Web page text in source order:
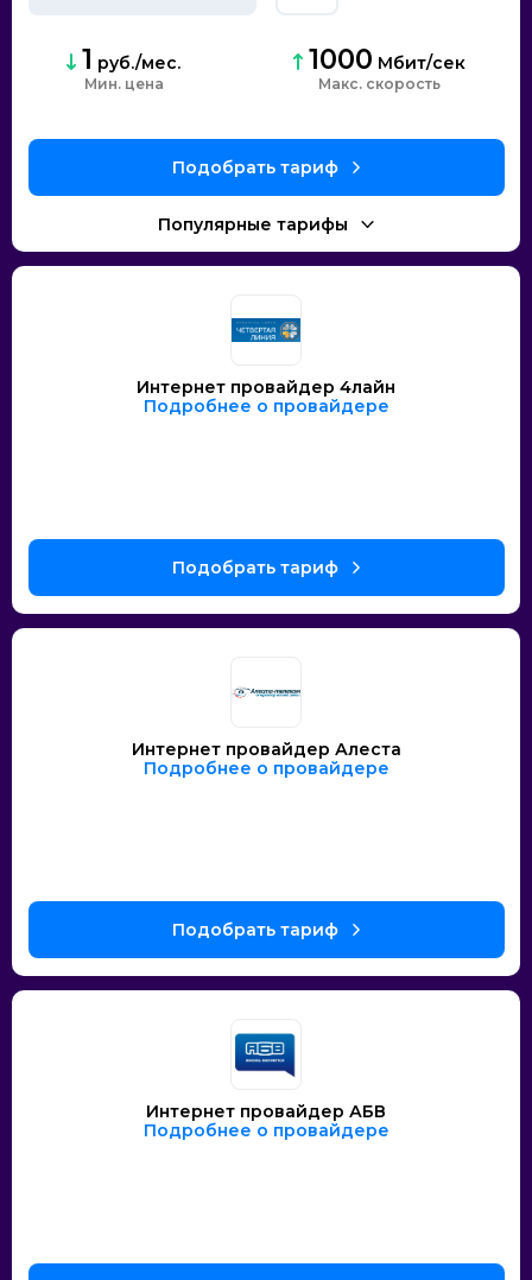
1 руб./мес.
Мин. цена
1000 Мбит/сек
скорость
Интернет провайдер 4лайн
Подробнее о провайдере
Интернет провайдер Алеста
Подробнее о провайдере
Интернет провайдер АБВ
Подробнее о провайдере